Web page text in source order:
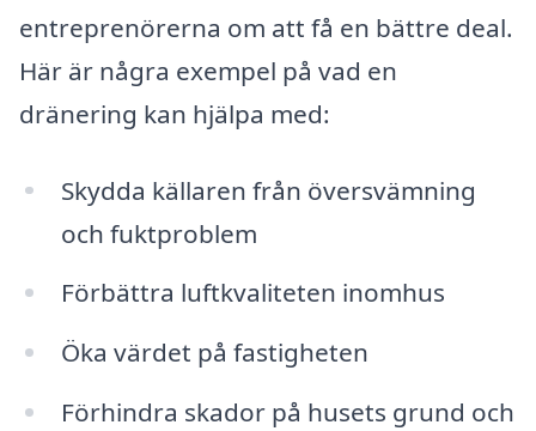
entreprenörerna om att få en bättre deal.
Här är några exempel på vad en
dränering kan hjälpa med:
Skydda källaren från översvämning
och fuktproblem
Förbättra luftkvaliteten inomhus
Öka värdet på fastigheten
Förhindra skador på husets grund och